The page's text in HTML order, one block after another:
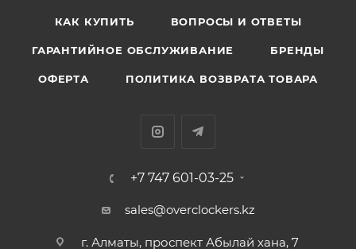
КАК КУПИТЬ ВОПРОСЫ И ОТВЕТЫ
ГАРАНТИЙНОЕ ОБСЛУЖИВАНИЕ БРЕНДЫ
ОФЕРТА ПОЛИТИКА ВОЗВРАТА ТОВАРА
+7 747 601-03-25
sales@overclockers.kz
г. Алматы, проспект Абылай хана, 7